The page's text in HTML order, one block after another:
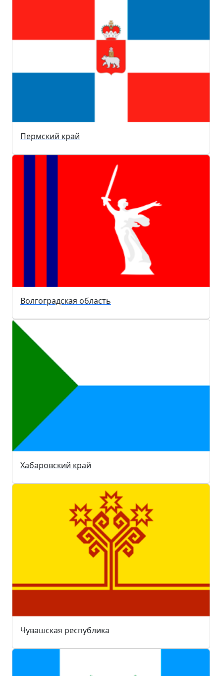
Пермский край
Волгоградская область
Хабаровский край
Чувашская республика